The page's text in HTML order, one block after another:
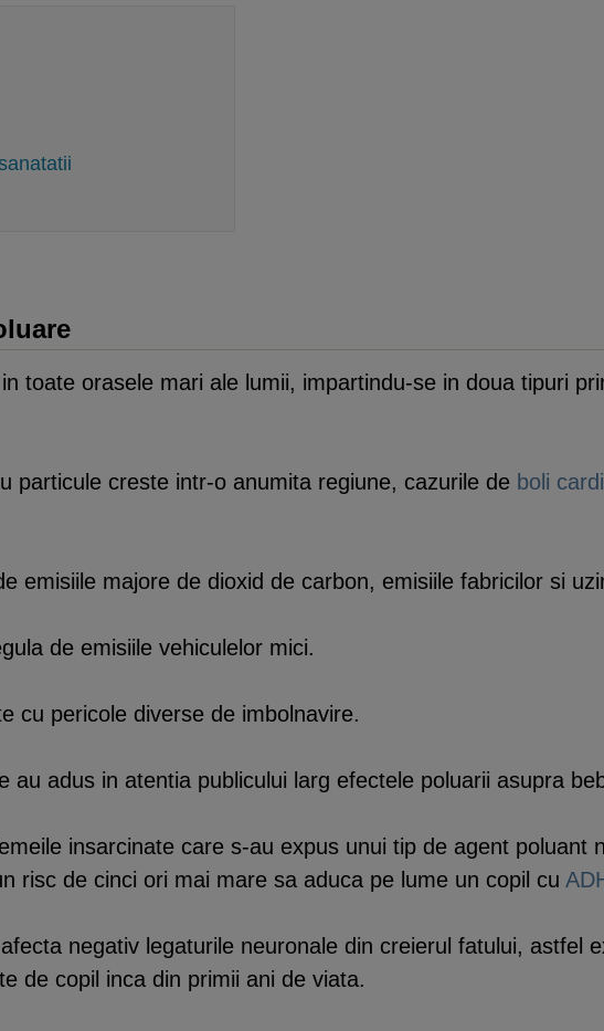
toate orasele mari ale lumii, impartindu-se in doua tipuri
particule creste intr-o anumita regiune, cazurile de boli
emisiile majore de dioxid de carbon, emisiile fabricilor si
de emisiile vehiculelor mici.
cu pericole diverse de imbolnavire.
au adus in atentia publicului larg efectele poluarii asupra
insarcinate care s-au expus unui tip de agent poluant
risc de cinci ori mai mare sa aduca pe lume un copil cu
negativ legaturile neuronale din creierul fatului, astfel
de copil inca din primii ani de viata.